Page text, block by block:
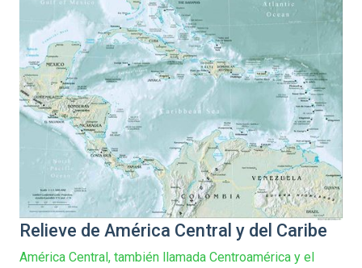
Relieve de América Central y del Caribe
América Central, también llamada Centroamérica y el